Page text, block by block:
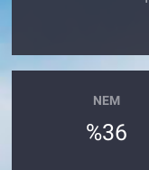
NEM
%36